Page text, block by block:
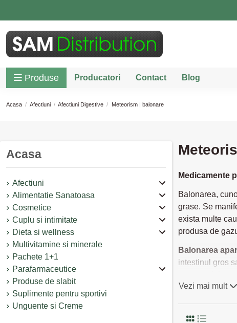
Produse Producatori Contact Blog
Acasa Afectiuni Afectiuni Digestive Meteorism | balonare
Medicamente
Balonarea,
grase. Se
exista multe
produsa de
Balonarea
intestinul gros
Este important
Vezi mai mult
Acasa
Afectiuni
Alimentatie Sanatoasa
Cosmetice
Cuplu si intimitate
Dieta si wellness
Multivitamine si minerale
Pachete 1+1
Parafarmaceutice
Produse de slabit
Suplimente pentru sportivi
Unguente si Creme